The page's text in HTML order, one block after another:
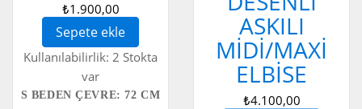
₺1.900,00
Sepete ekle
Kullanılabilirlik: 2 Stokta
var
S BEDEN ÇEVRE: 72 CM
ASKILI
MIDI/MAXI
ELBISE
₺4.100,00